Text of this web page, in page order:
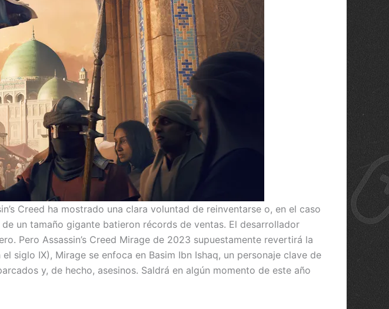
Creed ha mostrado una clara voluntad de reinventarse o, en el caso
un tamaño gigante batieron récords de ventas. El desarrollador
Pero Assassin’s Creed Mirage de 2023 supuestamente revertirá la
siglo IX), Mirage se enfoca en Basim Ibn Ishaq, un personaje clave de
y, de hecho, asesinos. Saldrá en algún momento de este año